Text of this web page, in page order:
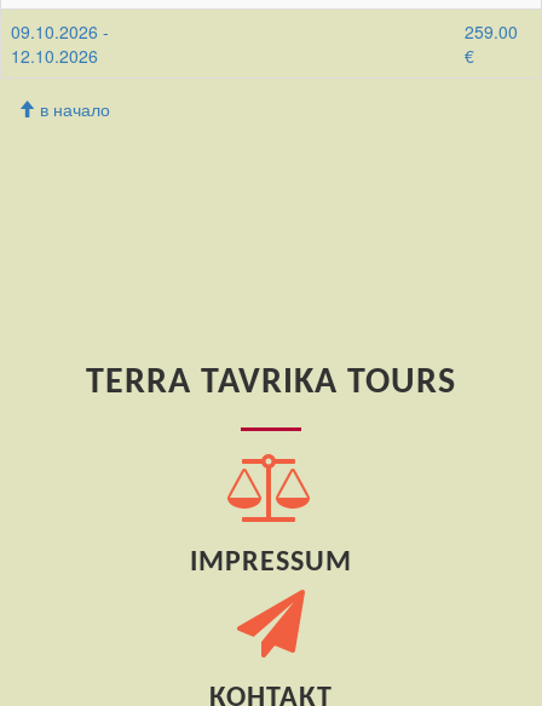
09.10.2026 -
12.10.2026
259.00
€
в начало
TERRA TAVRIKA TOURS
IMPRESSUM
КОНТАКТ